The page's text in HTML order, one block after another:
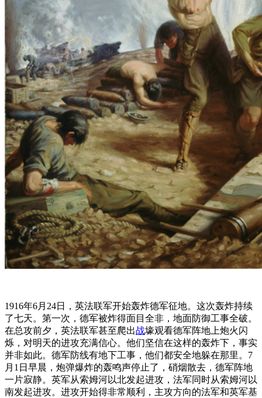
1916年6月24日，英法联军开始轰炸德军征地。这次轰炸持续
了七天。第一次，德军被炸得面目全非，地面防御工事全破。
在总攻前夕，英法联军甚至爬出战壕观看德军阵地上炮火闪
烁，对明天的进攻充满信心。他们坚信在这样的轰炸下，事实
并非如此。德军防线有地下工事，他们都安全地躲在那里。7
月1日早晨，炮弹爆炸的轰鸣声停止了，硝烟散去，德军阵地
一片寂静。英军从索姆河以北发起进攻，法军同时从索姆河以
南发起进攻。进攻开始得非常顺利，主攻方向的法军和英军基